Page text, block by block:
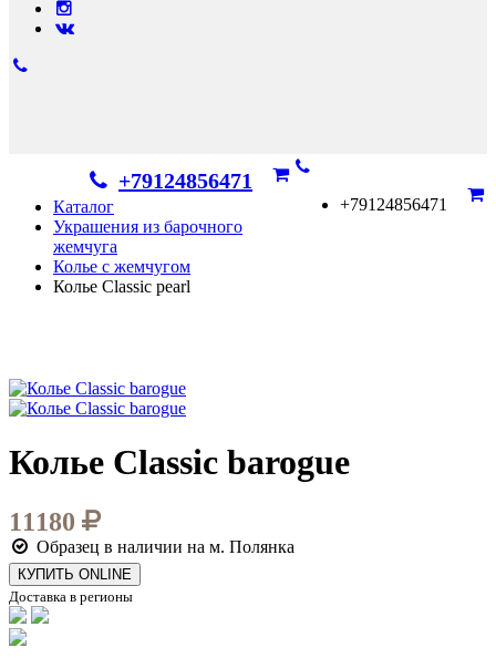
+79124856471
+79124856471
Каталог
Украшения из барочного
жемчуга
Колье с жемчугом
Колье Classic pearl
Колье Classic barogue
11180
Образец в наличии на м. Полянка
КУПИТЬ ONLINE
Доставка в регионы